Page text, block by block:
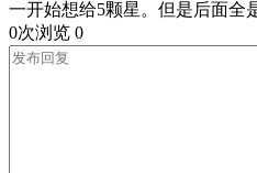
一开始想给5颗星。但是后面全
0次浏览 0